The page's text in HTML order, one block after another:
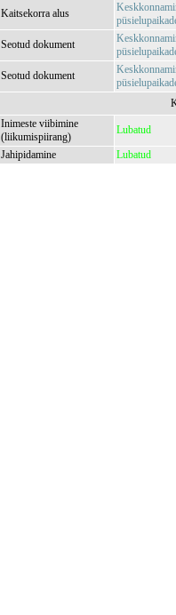
Kaitsekorra alus
Seotud dokument
Seotud dokument
Inimeste viibimine
(liikumispiirang)
Lubatud
Jahipidamine
Lubatud